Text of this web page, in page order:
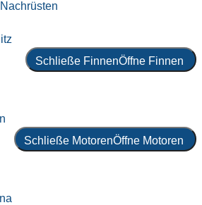
Schließe FinnenÖffne Finnen
Schließe MotorenÖffne Motoren